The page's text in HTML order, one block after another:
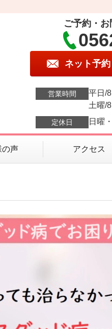
ご予約・
ネット予約
営業時間
平日/
土曜/
定休日 日曜
の声 アクセス